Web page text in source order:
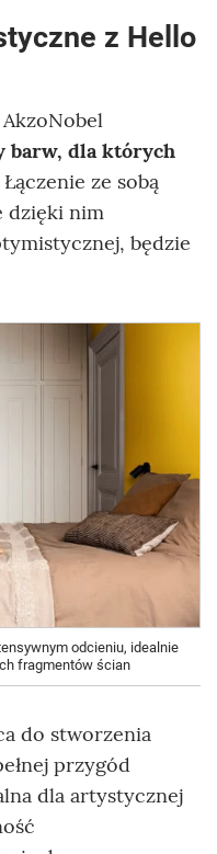
z Hello
AkzoNobel
barw, dla których
Łączenie ze sobą
dzięki nim
będzie
odcieniu, idealnie
fragmentów ścian
do stworzenia
przygód
dla artystycznej